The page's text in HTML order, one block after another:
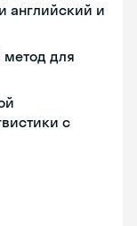
английский и
метод для
с